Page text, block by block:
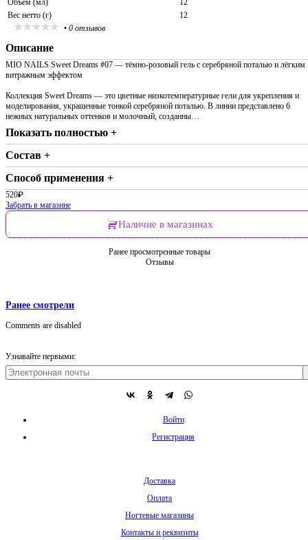
Объем (мл)
12
Вес нетто (г)
12
• 0 отзывов
Описание
MIO NAILS Sweet Dreams #07 — тёмно-розовый гель с серебряной поталью и лёгким
витражным эффектом
Коллекция Sweet Dreams — это цветные низкотемпературные гели для укрепления и
моделирования, украшенные тонкой серебряной поталью. В линии представлено 6
нежных натуральных оттенков и молочный, созданны…
Показать полностью +
Состав +
Способ применения +
520₽
Забрать в магазине
Наличие в магазинах
Ранее просмотренные товары
Отзывы
Ранее смотрели
Comments are disabled
Узнавайте первыми:
Войти
Регистрация
Доставка
Оплата
Ногтевые магазины
Контакты и реквизиты